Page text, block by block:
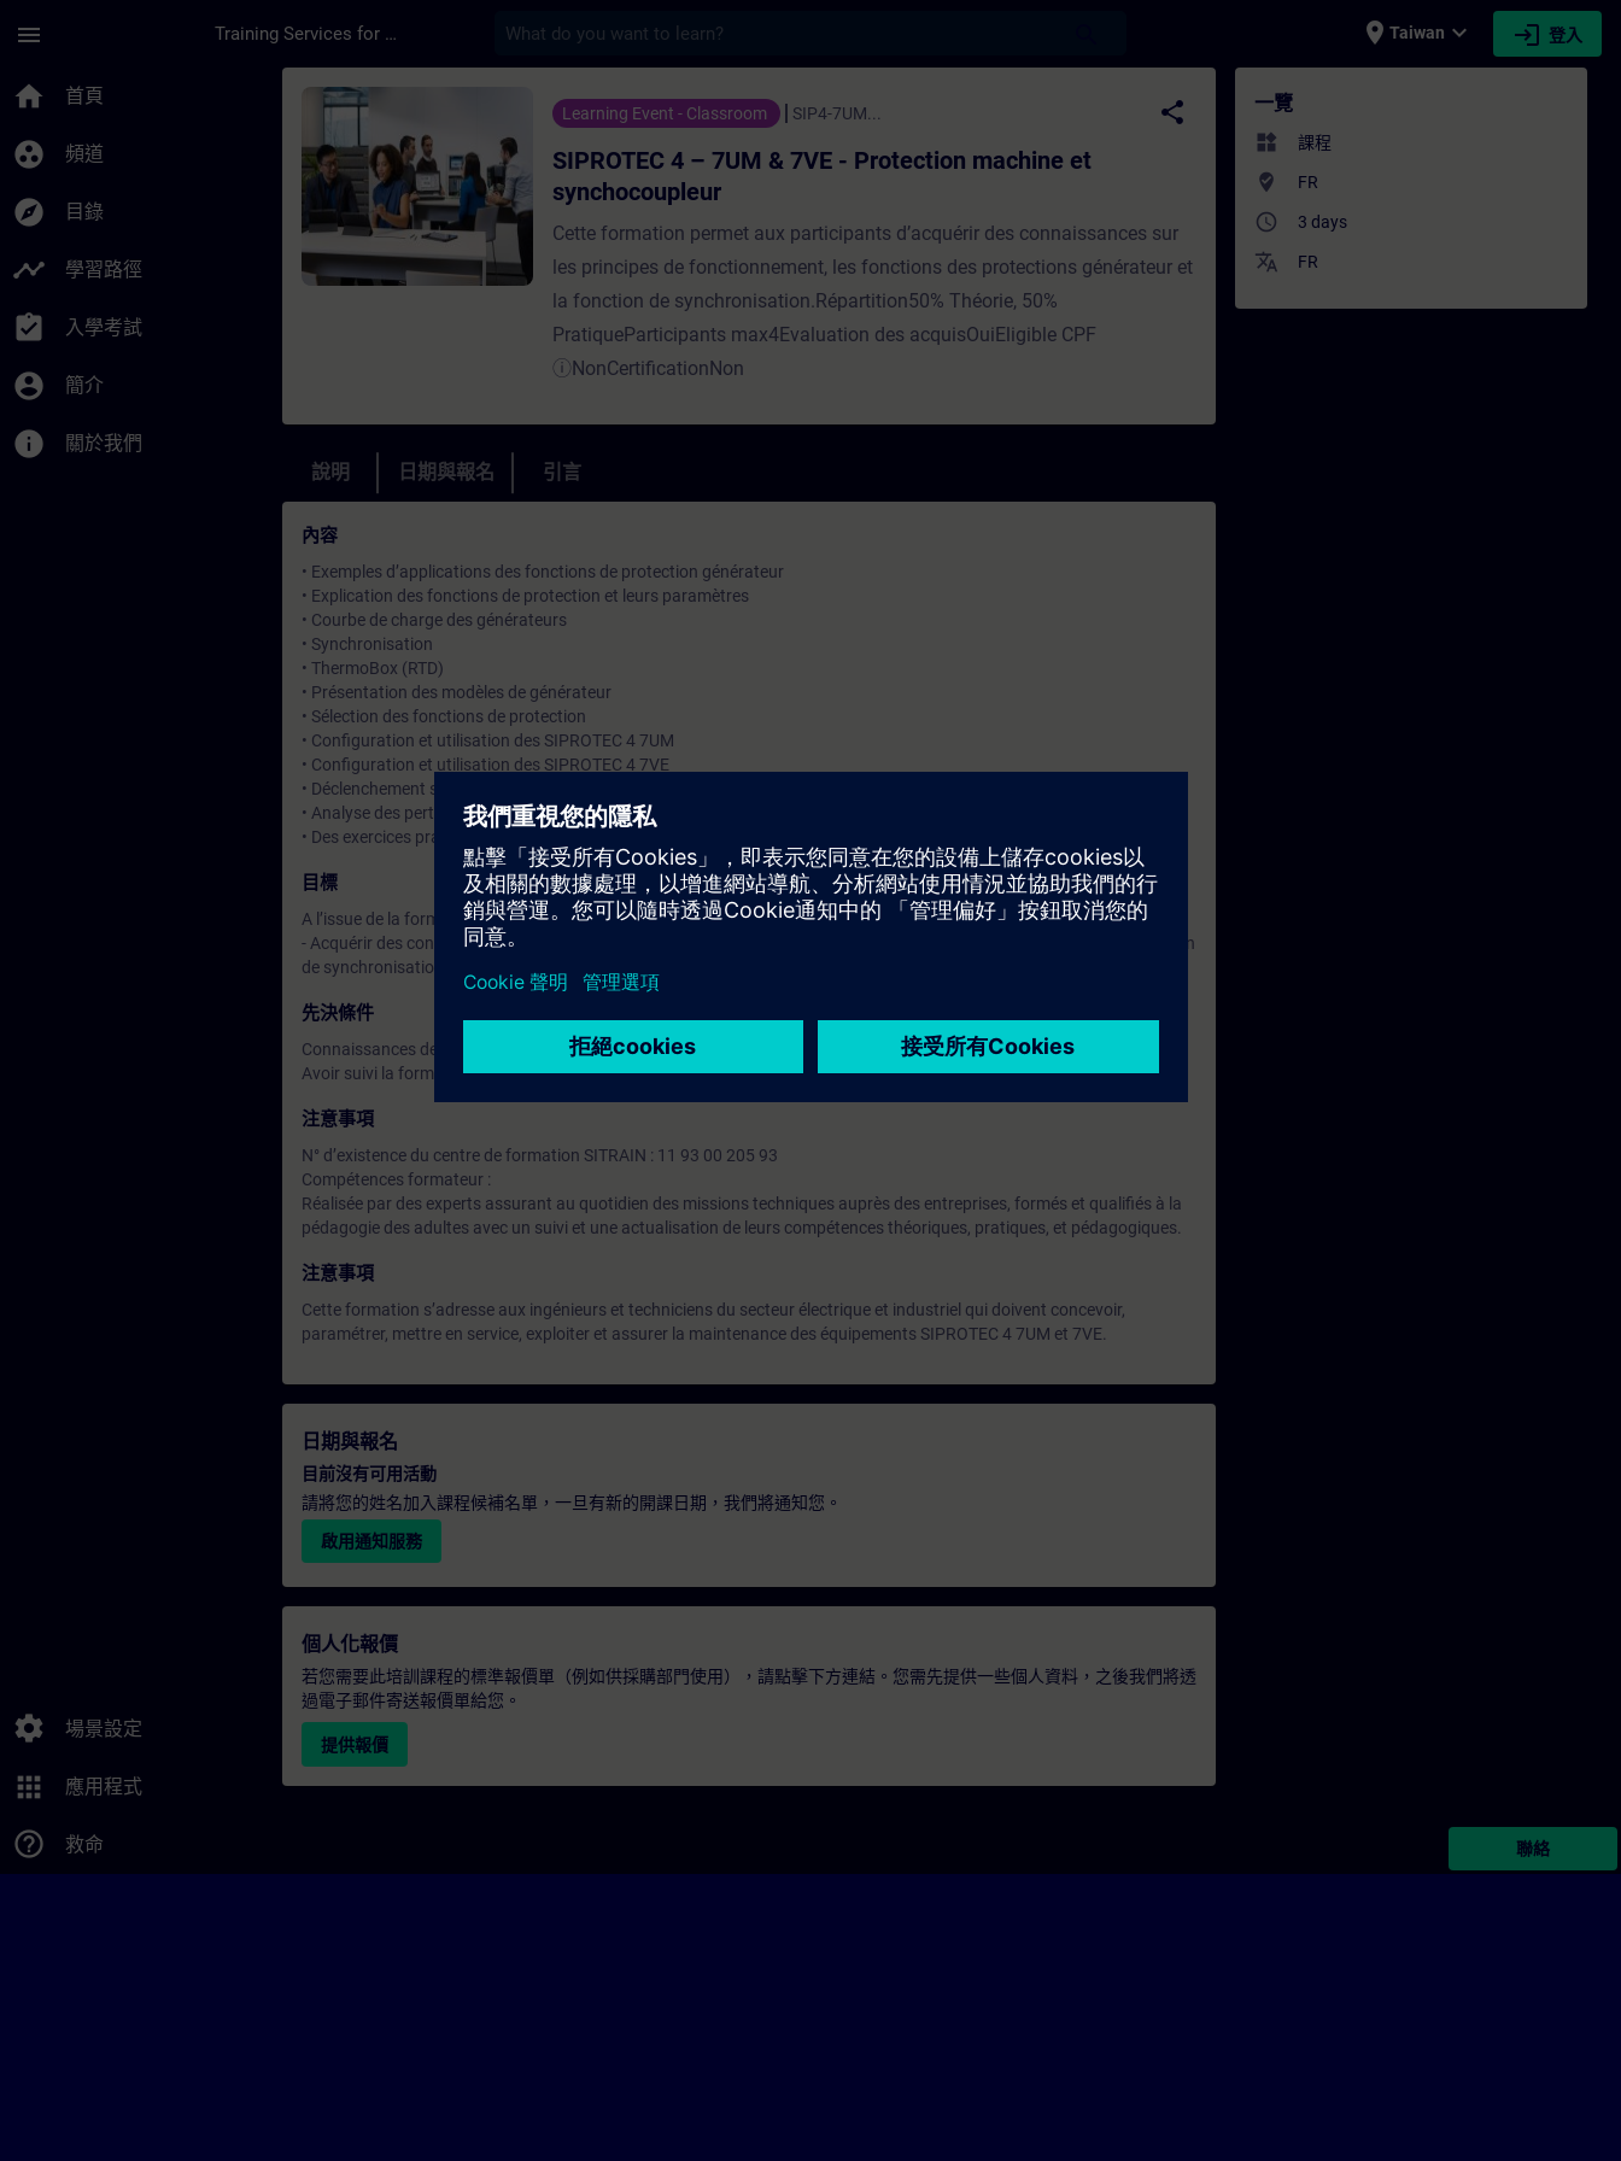
menu Training Services for Digital Industries place Taiwan expand_more login 登入
home 首頁
group_work 頻道
explore 目錄
timeline 學習路徑
assignment_turned_in 入學考試
account_circle 簡介
info 關於我們
settings 場景設定
apps 應用程式
help_outline 救命
課程 - SIPROTEC 4 – 7UM & 7VE - Protection machine et synchocoupleur - 培訓 - 培訓 - 專業發展 |
Learning Event - Classroom SIP4-7UM...
share
SIPROTEC 4 – 7UM & 7VE - Protection machine et
synchocoupleur
Cette formation permet aux participants d’acquérir des connaissances sur
les principes de fonctionnement, les fonctions des protections générateur et
la fonction de synchronisation.Répartition50% Théorie, 50%
PratiqueParticipants max4Evaluation des acquisOuiEligible CPF
ⓘNonCertificationNon
說明 日期與報名 引言
內容
• Exemples d’applications des fonctions de protection générateur
• Explication des fonctions de protection et leurs paramètres
• Courbe de charge des générateurs
• Synchronisation
• ThermoBox (RTD)
• Présentation des modèles de générateur
• Sélection des fonctions de protection
• Configuration et utilisation des SIPROTEC 4 7UM
• Configuration et utilisation des SIPROTEC 4 7VE
• Déclenchement sur défaut
• Analyse des perturbographies et des informations d’exploitations
• Des exercices pratiques s’effectuent tout au long de la formation
目標
A l’issue de la formation, le stagiaire sera capable de :
- Acquérir des connaissances sur les principes de fonctionnement, les fonctions des protections générateur et la fonction
de synchronisation.
先決條件
Connaissances de base en électrotechnique.
Avoir suivi la formation « DIGSI 4 Base » ou posséder des connaissances équivalentes.
注意事項
N° d’existence du centre de formation SITRAIN : 11 93 00 205 93
Compétences formateur :
Réalisée par des experts assurant au quotidien des missions techniques auprès des entreprises, formés et qualifiés à la
pédagogie des adultes avec un suivi et une actualisation de leurs compétences théoriques, pratiques, et pédagogiques.
注意事項
Cette formation s’adresse aux ingénieurs et techniciens du secteur électrique et industriel qui doivent concevoir,
paramétrer, mettre en service, exploiter et assurer la maintenance des équipements SIPROTEC 4 7UM et 7VE.
日期與報名
目前沒有可用活動
請將您的姓名加入課程候補名單，一旦有新的開課日期，我們將通知您。
啟用通知服務
個人化報價
若您需要此培訓課程的標準報價單（例如供採購部門使用），請點擊下方連結。您需先提供一些個人資料，之後我們將透
過電子郵件寄送報價單給您。
提供報價
一覽
widgets 課程
where_to_vote FR
access_time 3 days
translate FR
聯絡